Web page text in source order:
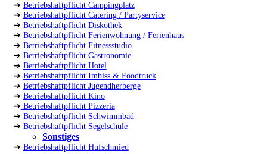
➔ Betriebshaftpflicht Campingplatz
➔ Betriebshaftpflicht Catering / Partyservice
➔ Betriebshaftpflicht Diskothek
➔ Betriebshaftpflicht Ferienwohnung / Ferienhaus
➔ Betriebshaftpflicht Fitnessstudio
➔ Betriebshaftpflicht Gastronomie
➔ Betriebshaftpflicht Hotel
➔ Betriebshaftpflicht Imbiss & Foodtruck
➔ Betriebshaftpflicht Jugendherberge
➔ Betriebshaftpflicht Kino
➔ Betriebshaftpflicht Pizzeria
➔ Betriebshaftpflicht Schwimmbad
➔ Betriebshaftpflicht Segelschule
Sonstiges
➔ Betriebshaftpflicht Hufschmied